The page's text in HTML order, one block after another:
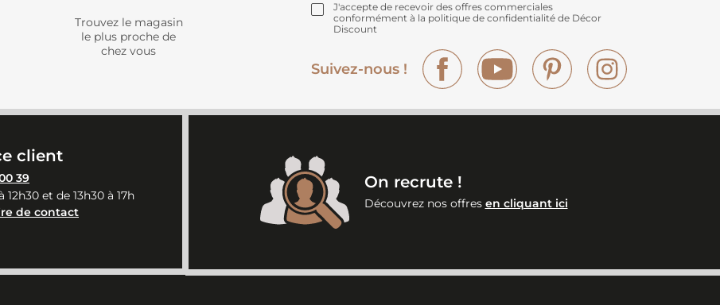
Trouvez le magasin
le plus proche de
chez vous
J'accepte de recevoir des offres commerciales
conformément à la politique de confidentialité de Décor
Discount
Suivez-nous !
Facebook YouTube Pinterest
client
39
et de 13h30 à 17h
de contact
On recrute !
Découvrez nos offres en cliquant ici